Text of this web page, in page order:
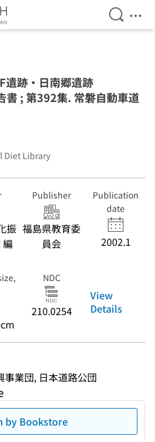
Open
遺跡・日南郷遺跡
書 ; 第392集. 常磐自動車道
Diet Library
振
編
Publisher
福島県教育委
員会
Publication
date
2002.1
NDC
210.0254
View
Details
業団, 日本道路公団
by Bookstore